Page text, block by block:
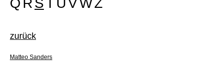
Q RSTUVWZ
zurück
Matteo Sanders